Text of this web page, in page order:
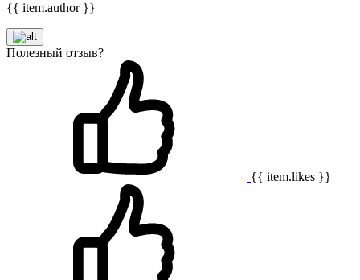
{{ item.author }}
Полезный отзыв?
{{ item.likes }}